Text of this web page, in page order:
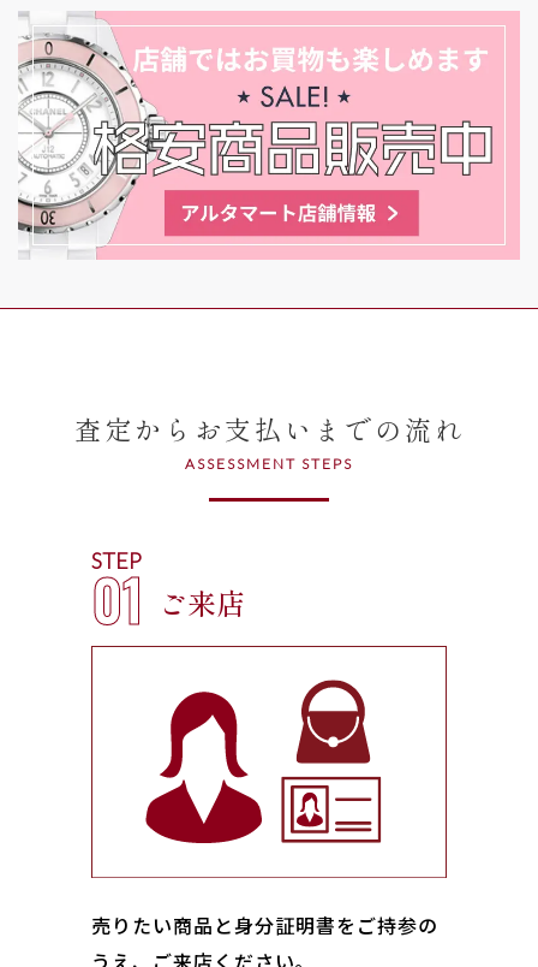
査定からお支払いまでの流れ
ASSESSMENT STEPS
STEP
01 ご来店
売りたい商品と身分証明書をご持参の
うえ、ご来店ください｡